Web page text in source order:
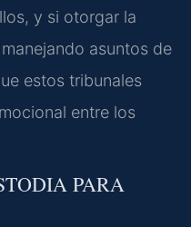
y si otorgar la
asuntos de
estos tribunales
entre los
PARA